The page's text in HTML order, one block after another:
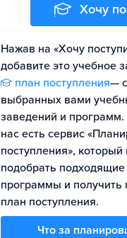
Хочу
Нажав на «Хочу
добавите это учебное
план поступления—
выбранных вами
заведений и программ.
нас есть сервис
поступления»,
подобрать подходящие
программы и получить
план поступления.
Что за
Оценить